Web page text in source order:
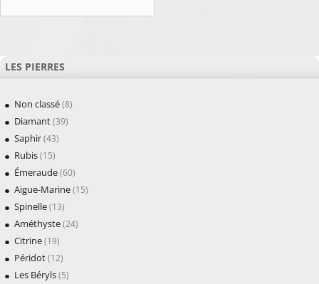
LES PIERRES
Non classé(8)
Diamant(39)
Saphir(43)
Rubis(15)
Émeraude(60)
Aigue-Marine(15)
Spinelle(13)
Améthyste(24)
Citrine(19)
Péridot(12)
Les Béryls(5)